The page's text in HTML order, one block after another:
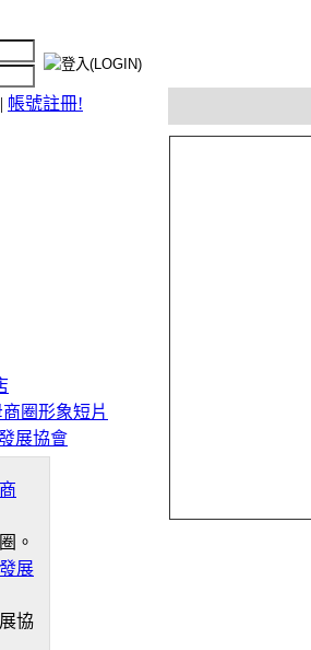
| 帳號註冊!
。
協